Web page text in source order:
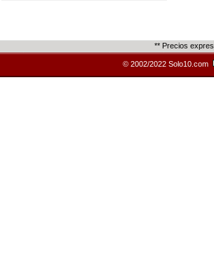
** Precios
© 2002/2022 Solo10.com